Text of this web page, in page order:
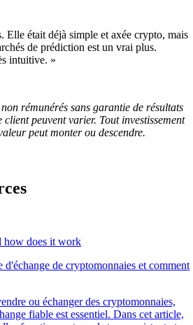
Elle était déjà simple et axée crypto, mais
de prédiction est un vrai plus.
intuitive. »
rémunérés sans garantie de résultats
peuvent varier. Tout investissement
peut monter ou descendre.
d'échange de cryptomonnaies et comment
ou échanger des cryptomonnaies,
fiable est essentiel. Dans cet article,